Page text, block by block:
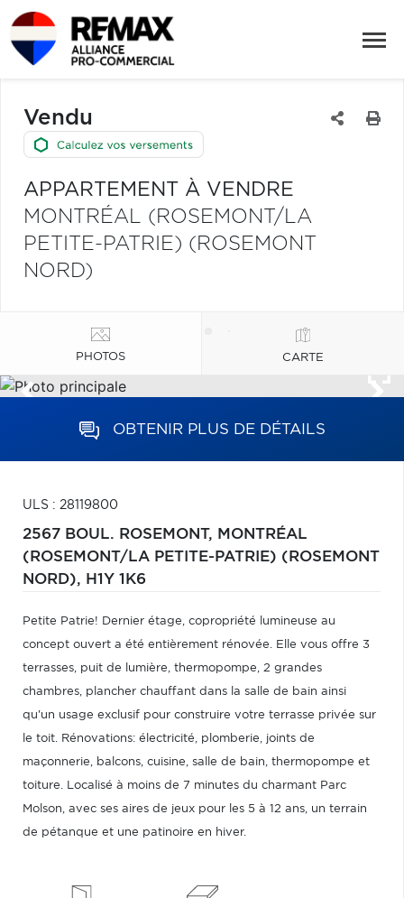
Vendu
APPARTEMENT À VENDRE
MONTRÉAL (ROSEMONT/LA
PETITE-PATRIE) (ROSEMONT
NORD)
PHOTOS CARTE
OBTENIR PLUS DE DÉTAILS
ULS : 28119800
2567 BOUL. ROSEMONT, MONTRÉAL
(ROSEMONT/LA PETITE-PATRIE) (ROSEMONT
NORD), H1Y 1K6
Petite Patrie! Dernier étage, copropriété lumineuse au
concept ouvert a été entièrement rénovée. Elle vous offre 3
terrasses, puit de lumière, thermopompe, 2 grandes
chambres, plancher chauffant dans la salle de bain ainsi
qu'un usage exclusif pour construire votre terrasse privée sur
le toit. Rénovations: électricité, plomberie, joints de
maçonnerie, balcons, cuisine, salle de bain, thermopompe et
toiture. Localisé à moins de 7 minutes du charmant Parc
Molson, avec ses aires de jeux pour les 5 à 12 ans, un terrain
de pétanque et une patinoire en hiver.